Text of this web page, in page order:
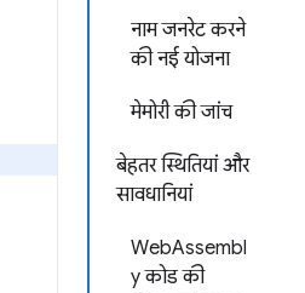
नाम जनरेट करने
की नई योजना
मेमोरी की जांच
बेहतर स्थितियां और
सावधानियां
WebAssembl
y कोड की